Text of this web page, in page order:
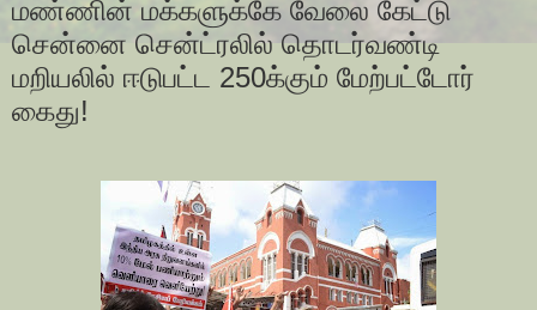
மண்ணின் மக்களுக்கே வேலை கேட்டு
சென்னை சென்ட்ரலில் தொடர்வண்டி
மறியலில் ஈடுபட்ட 250க்கும் மேற்பட்டோர்
கைது!